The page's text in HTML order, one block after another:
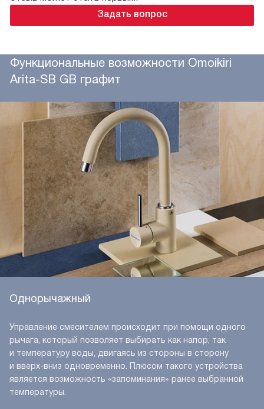
Задать вопрос
Функциональные возможности Omoikiri
Arita-SB GB графит
Однорычажный
Управление смесителем происходит при помощи одного
рычага, который позволяет выбирать как напор, так
и температуру воды, двигаясь из стороны в сторону
и вверх-вниз одновременно. Плюсом такого устройства
является возможность «запоминания» ранее выбранной
температуры.